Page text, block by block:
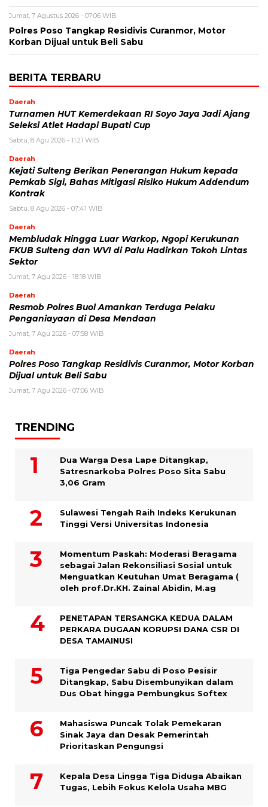
Jumat, 7 Agustus 2026 - 07:06 WIB
Polres Poso Tangkap Residivis Curanmor, Motor
Korban Dijual untuk Beli Sabu
BERITA TERBARU
Daerah
Turnamen HUT Kemerdekaan RI Soyo Jaya Jadi Ajang
Seleksi Atlet Hadapi Bupati Cup
Sabtu, 8 Agu 2026 - 11:21 WIB
Daerah
Kejati Sulteng Berikan Penerangan Hukum kepada
Pemkab Sigi, Bahas Mitigasi Risiko Hukum Addendum
Kontrak
Sabtu, 8 Agu 2026 - 07:41 WIB
Daerah
Membludak Hingga Luar Warkop, Ngopi Kerukunan
FKUB Sulteng dan WVI di Palu Hadirkan Tokoh Lintas
Sektor
Jumat, 7 Agu 2026 - 18:18 WIB
Daerah
Resmob Polres Buol Amankan Terduga Pelaku
Penganiayaan di Desa Mendaan
Jumat, 7 Agu 2026 - 07:58 WIB
Daerah
Polres Poso Tangkap Residivis Curanmor, Motor Korban
Dijual untuk Beli Sabu
Jumat, 7 Agu 2026 - 07:06 WIB
TRENDING
Dua Warga Desa Lape Ditangkap,
Satresnarkoba Polres Poso Sita Sabu
3,06 Gram
Sulawesi Tengah Raih Indeks Kerukunan
Tinggi Versi Universitas Indonesia
Momentum Paskah: Moderasi Beragama
sebagai Jalan Rekonsiliasi Sosial untuk
Menguatkan Keutuhan Umat Beragama (
oleh prof.Dr.KH. Zainal Abidin, M.ag
PENETAPAN TERSANGKA KEDUA DALAM
PERKARA DUGAAN KORUPSI DANA CSR DI
DESA TAMAINUSI
Tiga Pengedar Sabu di Poso Pesisir
Ditangkap, Sabu Disembunyikan dalam
Dus Obat hingga Pembungkus Softex
Mahasiswa Puncak Tolak Pemekaran
Sinak Jaya dan Desak Pemerintah
Prioritaskan Pengungsi
Kepala Desa Lingga Tiga Diduga Abaikan
Tugas, Lebih Fokus Kelola Usaha MBG